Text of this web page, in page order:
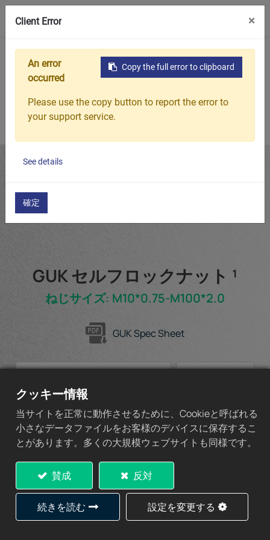
ホーム 製品 おすすめ商品 GUK セルフロックナット ¹
GUK セルフロックナット ¹
ねじサイズ: M10*0.75-M100*2.0
GUK Spec Sheet
仕様
クッキー情報
当サイトを正常に動作させるために、Cookieと呼ばれる
小さなデータファイルをお客様のデバイスに保存するこ
とがあります。多くの大規模ウェブサイトも同様です。
賛成 反対
続きを読む 設定を変更する
Client Error ×
Copy the full error to clipboard
An error
occurred
Please use the copy button to report the error to
your support service.
See details
確定